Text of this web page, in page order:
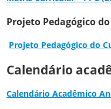
Projeto Pedagógico do
Projeto Pedagógico do
Calendário
Calendário Acadêmico